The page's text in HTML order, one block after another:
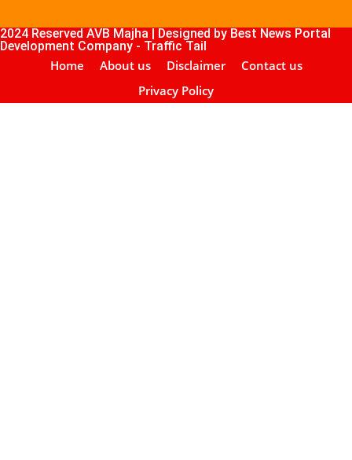
2024 Reserved AVB Majha | Designed by Best News Portal
Development Company - Traffic Tail
Home About us Disclaimer
Contact us
Privacy Policy